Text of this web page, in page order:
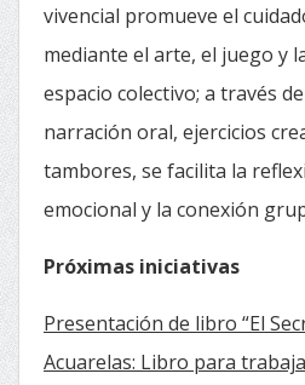
vivencial promueve el
mediante el arte, el juego y
espacio colectivo; a través
narración oral, ejercicios
tambores, se facilita la
emocional y la conexión
Próximas iniciativas
Presentación de libro “El
Acuarelas: Libro para